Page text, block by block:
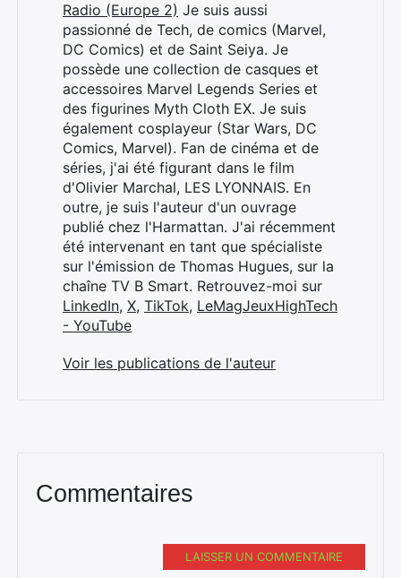
Radio (Europe 2) Je suis aussi
passionné de Tech, de comics (Marvel,
DC Comics) et de Saint Seiya. Je
possède une collection de casques et
accessoires Marvel Legends Series et
des figurines Myth Cloth EX. Je suis
également cosplayeur (Star Wars, DC
Comics, Marvel). Fan de cinéma et de
séries, j'ai été figurant dans le film
d'Olivier Marchal, LES LYONNAIS. En
outre, je suis l'auteur d'un ouvrage
publié chez l'Harmattan. J'ai récemment
été intervenant en tant que spécialiste
sur l'émission de Thomas Hugues, sur la
chaîne TV B Smart. Retrouvez-moi sur
LinkedIn, X, TikTok, LeMagJeuxHighTech
- YouTube
Voir les publications de l'auteur
Commentaires
LAISSER UN COMMENTAIRE